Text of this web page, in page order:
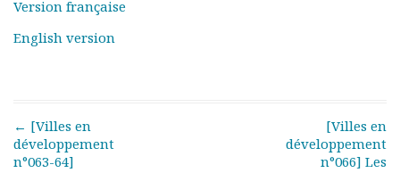
Concours vidéo
Matinales
Nos partenaires
Les adhérents
Annuaire
Version française
English version
Post navigation
← [Villes en
développement
n°063-64]
[Villes en
développement
n°066] Les